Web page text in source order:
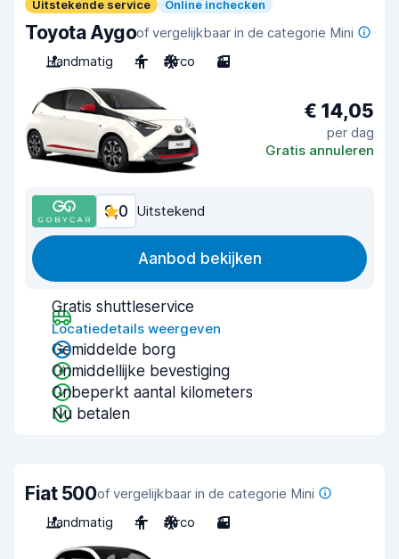
Uitstekende service Online inchecken
Toyota Aygoof vergelijkbaar in de categorie Mini
Handmatig
4 Airco 3
€ 14,05
per dag
Gratis annuleren
9,0 Uitstekend
Aanbod bekijken
Gratis shuttleservice
Locatiedetails weergeven
Gemiddelde borg
Onmiddellijke bevestiging
Onbeperkt aantal kilometers
Nu betalen
Fiat 500of vergelijkbaar in de categorie Mini
Handmatig
4 Airco 3